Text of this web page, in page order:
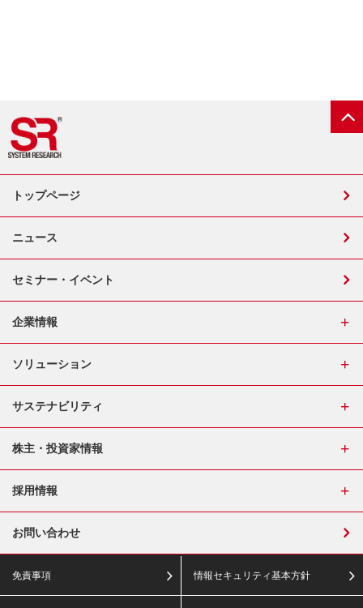
トップページ
ニュース
セミナー・イベント
企業情報
ソリューション
サステナビリティ
株主・投資家情報
採用情報
お問い合わせ
免責事項 情報セキュリティ基本方針